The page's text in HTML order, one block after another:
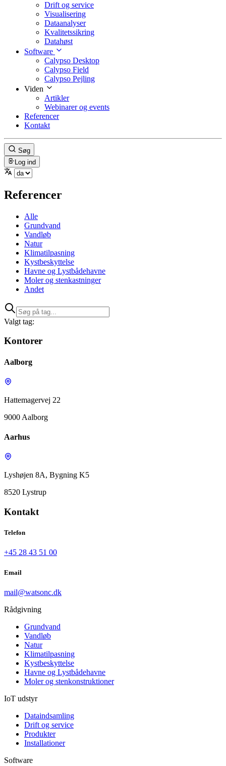
Drift og service
Visualisering
Dataanalyser
Kvalitetssikring
Datahøst
Software
Calypso Desktop
Calypso Field
Calypso Pejling
Viden
Artikler
Webinarer og events
Referencer
Kontakt
Søg
Log ind
Referencer
Alle
Grundvand
Vandløb
Natur
Klimatilpasning
Kystbeskyttelse
Havne og Lystbådehavne
Moler og stenkastninger
Andet
Valgt tag:
Kontorer
Aalborg
Hattemagervej 22
9000 Aalborg
Aarhus
Lyshøjen 8A, Bygning K5
8520 Lystrup
Kontakt
Telefon
+45 28 43 51 00
Email
mail@watsonc.dk
Rådgivning
Grundvand
Vandløb
Natur
Klimatilpasning
Kystbeskyttelse
Havne og Lystbådehavne
Moler og stenkonstruktioner
IoT udstyr
Dataindsamling
Drift og service
Produkter
Installationer
Software